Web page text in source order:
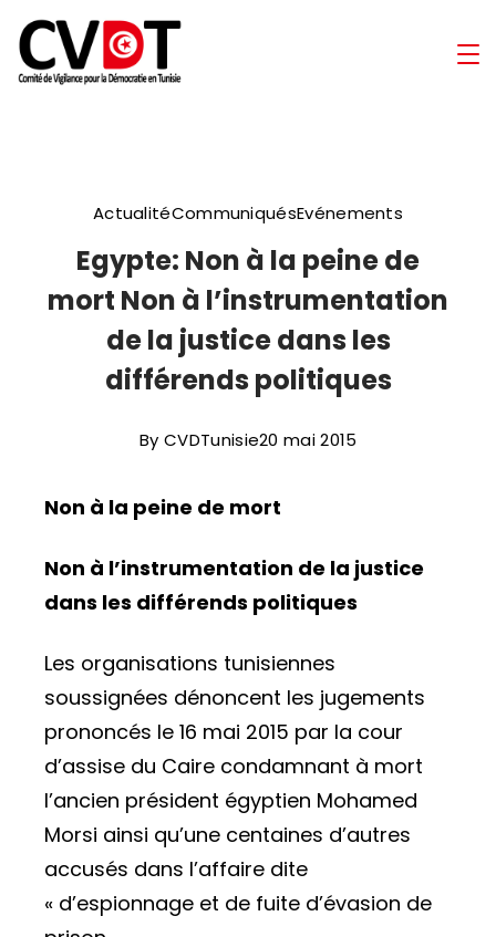
Skip
to
content
la
Démocratie
en
Tunisie
ActualitéCommuniquésEvénements
Egypte: Non à la peine de
mort Non à l’instrumentation
de la justice dans les
différends politiques
By CVDTunisie20 mai 2015
Non à la peine de mort
Non à l’instrumentation de la justice
dans les différends politiques
Les organisations tunisiennes
soussignées dénoncent les jugements
prononcés le 16 mai 2015 par la cour
d’assise du Caire condamnant à mort
l’ancien président égyptien Mohamed
Morsi ainsi qu’une centaines d’autres
accusés dans l’affaire dite
« d’espionnage et de fuite d’évasion de